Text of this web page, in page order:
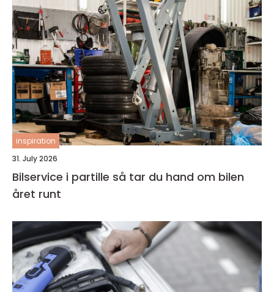
inspiration
31. July 2026
Bilservice i partille så tar du hand om bilen
året runt